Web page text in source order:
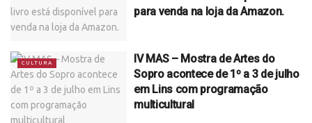
para venda na loja da Amazon.
CULTURA
IV MAS – Mostra de Artes do
Sopro acontece de 1º a 3 de julho
em Lins com programação
multicultural